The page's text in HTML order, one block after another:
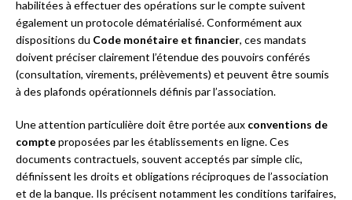
habilitées à effectuer des opérations sur le compte suivent
également un protocole dématérialisé. Conformément aux
dispositions du Code monétaire et financier, ces mandats
doivent préciser clairement l’étendue des pouvoirs conférés
(consultation, virements, prélèvements) et peuvent être soumis
à des plafonds opérationnels définis par l’association.
Une attention particulière doit être portée aux conventions de
compteproposées par les établissements en ligne. Ces
documents contractuels, souvent acceptés par simple clic,
définissent les droits et obligations réciproques de l’association
et de la banque. Ils précisent notamment les conditions tarifaires,